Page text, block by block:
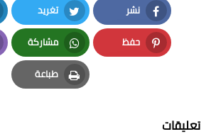
نشر
Facebook
تغريد
Twitter
حفظ
Pinterest
مشاركة
Whatsapp
طباعة
Print
تعليقات